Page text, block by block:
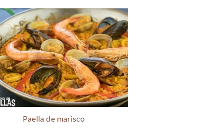
Paella de marisco